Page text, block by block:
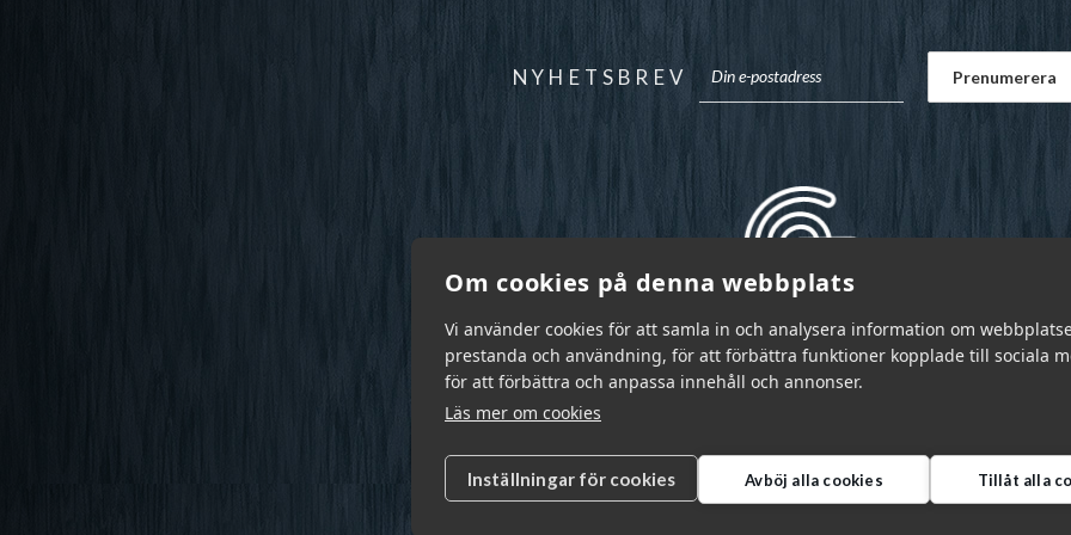
Om cookies på denna webbplats
Vi använder cookies för att samla in och analysera information om
prestanda och användning, för att förbättra funktioner kopplade till sociala
för att förbättra och anpassa innehåll och annonser.
Läs mer om cookies
Inställningar för cookies Avböj alla cookies Tillåt alla
NYHETSBREV
Garnr Sverige AB © 2026 | info@garnr.se 031 - 92